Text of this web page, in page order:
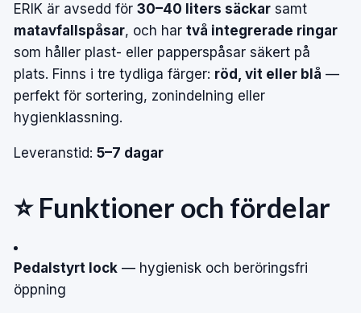
ERIK är avsedd för 30–40 liters säckar samt
matavfallspåsar, och har två integrerade ringar
som håller plast- eller papperspåsar säkert på
plats. Finns i tre tydliga färger: röd, vit eller blå —
perfekt för sortering, zonindelning eller
hygienklassning.
Leveranstid: 5–7 dagar
⭐ Funktioner och fördelar
Pedalstyrt lock — hygienisk och beröringsfri
öppning